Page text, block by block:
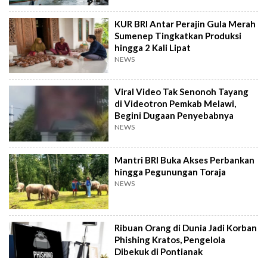
KUR BRI Antar Perajin Gula Merah
Sumenep Tingkatkan Produksi
hingga 2 Kali Lipat
NEWS
Viral Video Tak Senonoh Tayang
di Videotron Pemkab Melawi,
Begini Dugaan Penyebabnya
NEWS
Mantri BRI Buka Akses Perbankan
hingga Pegunungan Toraja
NEWS
Ribuan Orang di Dunia Jadi Korban
Phishing Kratos, Pengelola
Dibekuk di Pontianak